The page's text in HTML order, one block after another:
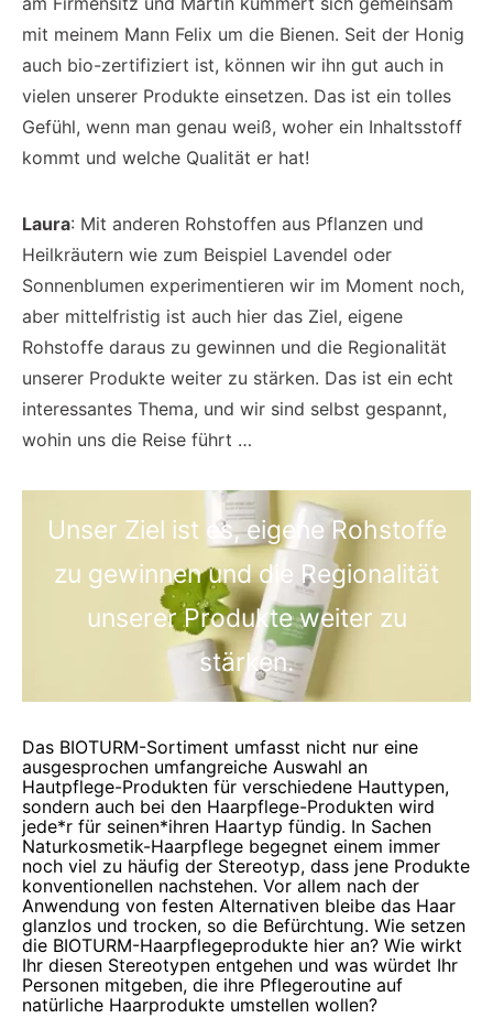
mit meinem Mann Felix um die Bienen. Seit der Honig
auch bio-zertifiziert ist, können wir ihn gut auch in
vielen unserer Produkte einsetzen. Das ist ein tolles
Gefühl, wenn man genau weiß, woher ein Inhaltsstoff
kommt und welche Qualität er hat!
Laura: Mit anderen Rohstoffen aus Pflanzen und
Heilkräutern wie zum Beispiel Lavendel oder
Sonnenblumen experimentieren wir im Moment noch,
aber mittelfristig ist auch hier das Ziel, eigene
Rohstoffe daraus zu gewinnen und die Regionalität
unserer Produkte weiter zu stärken. Das ist ein echt
interessantes Thema, und wir sind selbst gespannt,
wohin uns die Reise führt …
Unser Ziel ist es, eigene Rohstoffe
zu gewinnen und die Regionalität
unserer Produkte weiter zu
stärken.
Das BIOTURM-Sortiment umfasst nicht nur eine
ausgesprochen umfangreiche Auswahl an
Hautpflege-Produkten für verschiedene Hauttypen,
sondern auch bei den Haarpflege-Produkten wird
jede*r für seinen*ihren Haartyp fündig. In Sachen
Naturkosmetik-Haarpflege begegnet einem immer
noch viel zu häufig der Stereotyp, dass jene Produkte
konventionellen nachstehen. Vor allem nach der
Anwendung von festen Alternativen bleibe das Haar
glanzlos und trocken, so die Befürchtung. Wie setzen
die BIOTURM-Haarpflegeprodukte hier an? Wie wirkt
Ihr diesen Stereotypen entgehen und was würdet Ihr
Personen mitgeben, die ihre Pflegeroutine auf
natürliche Haarprodukte umstellen wollen?